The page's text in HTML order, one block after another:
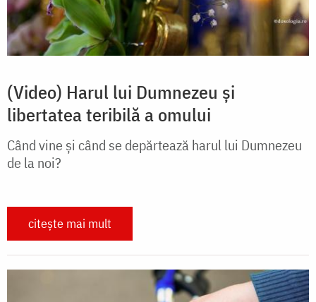
(Video) Harul lui Dumnezeu și
libertatea teribilă a omului
Când vine și când se depărtează harul lui Dumnezeu
de la noi?
citește mai mult